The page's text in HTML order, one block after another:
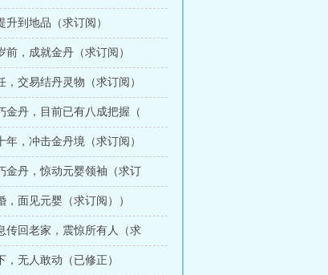
升到地品（求订阅）
前，成就金丹（求订阅）
，交易结丹灵物（求订阅）
金丹，目前已有八成把握（
年，冲击金丹境（求订阅）
金丹，惊动元婴领袖（求订
，面见元婴（求订阅））
传回老家，震惊所有人（求
，无人敢动（已修正）